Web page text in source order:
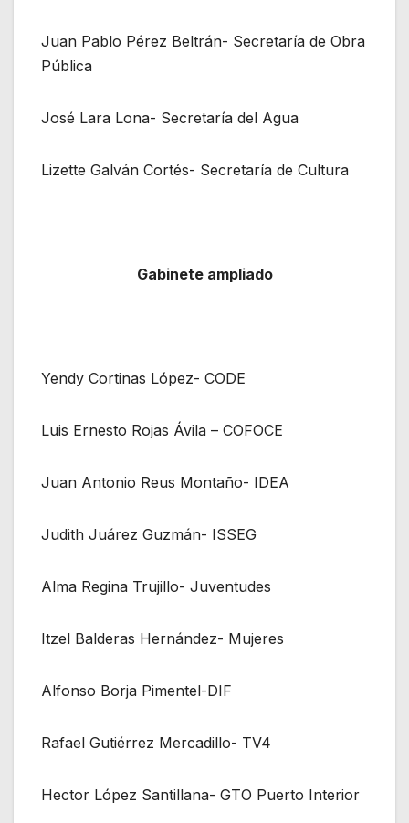
Juan Pablo Pérez Beltrán- Secretaría de Obra
Pública
José Lara Lona- Secretaría del Agua
Lizette Galván Cortés- Secretaría de Cultura
Gabinete ampliado
Yendy Cortinas López- CODE
Luis Ernesto Rojas Ávila – COFOCE
Juan Antonio Reus Montaño- IDEA
Judith Juárez Guzmán- ISSEG
Alma Regina Trujillo- Juventudes
Itzel Balderas Hernández- Mujeres
Alfonso Borja Pimentel-DIF
Rafael Gutiérrez Mercadillo- TV4
Hector López Santillana- GTO Puerto Interior